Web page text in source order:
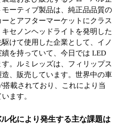
ーティブ製品は、純正品品質の
とアフターマーケットにクラス
セノンヘッドライトを発明した
けて使用した企業として、イノ
を持っていて、今日では LED
。ルミレッズは、フィリップス
、販売しています。世界中の車
載されており、これにより当
ます。
化により発生する主な課題は